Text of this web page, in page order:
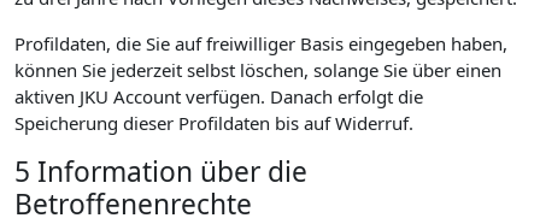
Profildaten, die Sie auf freiwilliger Basis eingegeben haben,
können Sie jederzeit selbst löschen, solange Sie über einen
aktiven JKU Account verfügen. Danach erfolgt die
Speicherung dieser Profildaten bis auf Widerruf.
5 Information über die
Betroffenenrechte